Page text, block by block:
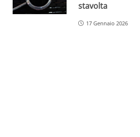
stavolta
17 Gennaio 2026